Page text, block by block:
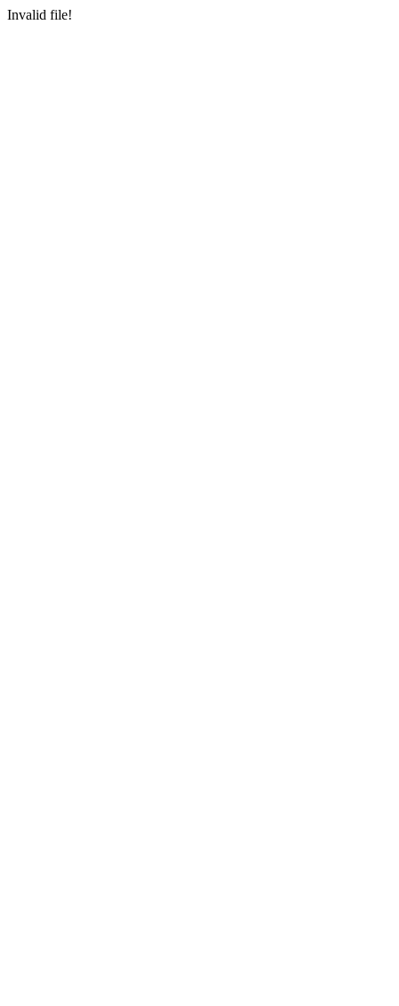
Invalid file!